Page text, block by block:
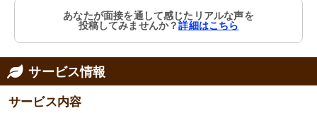
あなたが面接を通して感じたリアルな声を
投稿してみませんか？詳細はこちら
サービス情報
サービス内容